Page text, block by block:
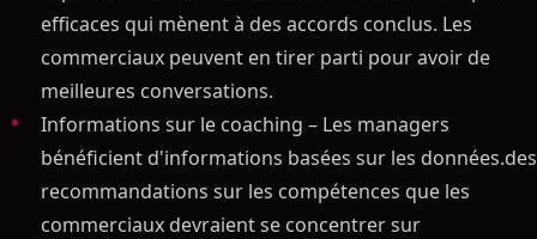
efficaces qui mènent à des accords conclus. Les
commerciaux peuvent en tirer parti pour avoir de
meilleures conversations.
Informations sur le coaching – Les managers
bénéficient d'informations basées sur les données.des
recommandations sur les compétences que les
commerciaux devraient se concentrer sur